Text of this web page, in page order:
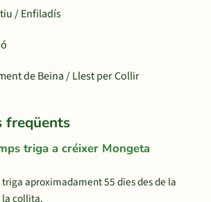
/ Enfiladís
de Beina / Llest per Collir
freqüents
triga a créixer Mongeta
aproximadament 55 dies des de la
la collita.